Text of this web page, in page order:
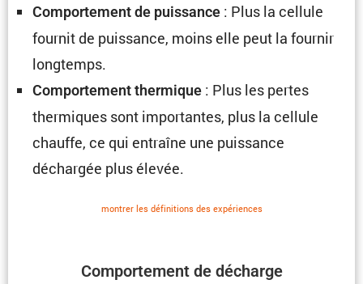
Compor­te­ment de décharge
Compor­te­ment de puissance : Plus la cellule
fournit de puissance, moins elle peut la fournir
longtemps.
Compor­te­ment thermique : Plus les pertes
thermiques sont impor­tantes, plus la cellule
chauffe, ce qui entraîne une puissance
déchargée plus élevée.
montrer les défini­tions des expériences